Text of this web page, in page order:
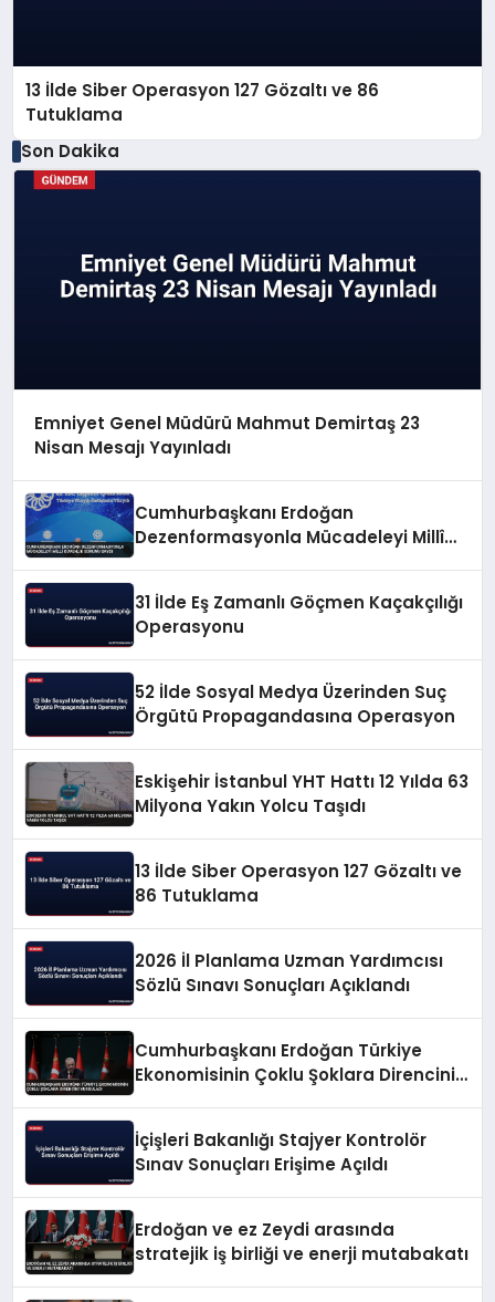
13 İlde Siber Operasyon 127 Gözaltı ve 86
Tutuklama
Son Dakika
Emniyet Genel Müdürü Mahmut Demirtaş 23
Nisan Mesajı Yayınladı
Cumhurbaşkanı Erdoğan
Dezenformasyonla Mücadeleyi Millî
31 İlde Eş Zamanlı Göçmen Kaçakçılığı
Operasyonu
52 İlde Sosyal Medya Üzerinden Suç
Örgütü Propagandasına Operasyon
Eskişehir İstanbul YHT Hattı 12 Yılda 63
Milyona Yakın Yolcu Taşıdı
13 İlde Siber Operasyon 127 Gözaltı ve
86 Tutuklama
2026 İl Planlama Uzman Yardımcısı
Sözlü Sınavı Sonuçları Açıklandı
Cumhurbaşkanı Erdoğan Türkiye
Ekonomisinin Çoklu Şoklara Direncini
İçişleri Bakanlığı Stajyer Kontrolör
Sınav Sonuçları Erişime Açıldı
Erdoğan ve ez Zeydi arasında
stratejik iş birliği ve enerji mutabakatı